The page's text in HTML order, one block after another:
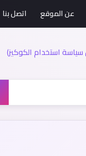
استخدام الكوكيز)
عن الموقع اتصل بنا